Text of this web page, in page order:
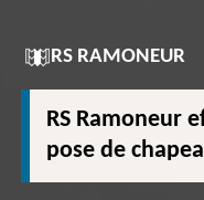
RS RAMONEUR
RS Ramoneur
pose de